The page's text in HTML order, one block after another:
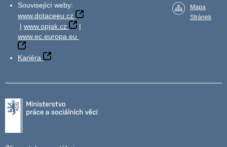
Související weby:
www.dotaceeu.cz
| www.opjak.cz
|
www.ec.europa.eu
Kariéra
Mapa
Stránek